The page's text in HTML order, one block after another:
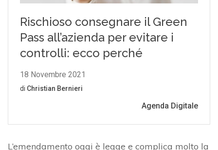
L’emendamento oggi è legge e complica molto la